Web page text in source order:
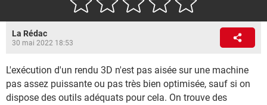
La Rédac
30 mai 2022 18:53
L'exécution d'un rendu 3D n'est pas aisée sur une machine
pas assez puissante ou pas très bien optimisée, sauf si on
dispose des outils adéquats pour cela. On trouve des